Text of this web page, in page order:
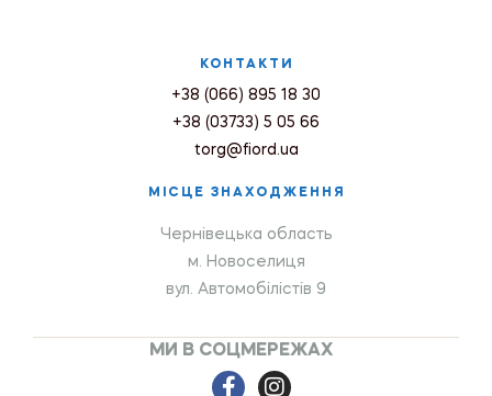
КОНТАКТИ
+38 (066) 895 18 30
+38 (03733) 5 05 66
torg@fiord.ua
МІСЦЕ ЗНАХОДЖЕННЯ
Чернівецька область
м. Новоселиця
вул. Автомобілістів 9
МИ В СОЦМЕРЕЖАХ